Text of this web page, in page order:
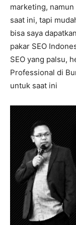
marketing,
saat ini, tapi
bisa saya
pakar SEO
SEO yang palsu,
Professional di
untuk saat ini